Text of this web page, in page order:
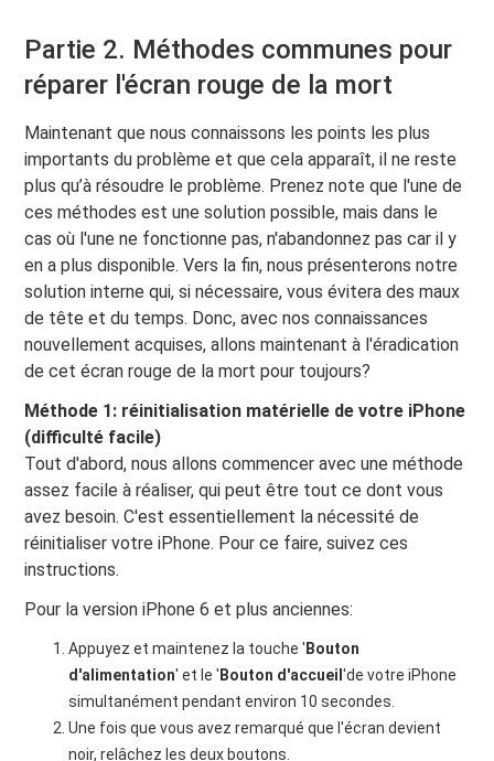
Partie 2. Méthodes communes pour
réparer l'écran rouge de la mort
Maintenant que nous connaissons les points les plus
importants du problème et que cela apparaît, il ne reste
plus qu’à résoudre le problème. Prenez note que l'une de
ces méthodes est une solution possible, mais dans le
cas où l'une ne fonctionne pas, n'abandonnez pas car il y
en a plus disponible. Vers la fin, nous présenterons notre
solution interne qui, si nécessaire, vous évitera des maux
de tête et du temps. Donc, avec nos connaissances
nouvellement acquises, allons maintenant à l'éradication
de cet écran rouge de la mort pour toujours?
Méthode 1: réinitialisation matérielle de votre iPhone
(difficulté facile)
Tout d'abord, nous allons commencer avec une méthode
assez facile à réaliser, qui peut être tout ce dont vous
avez besoin. C'est essentiellement la nécessité de
réinitialiser votre iPhone. Pour ce faire, suivez ces
instructions.
Pour la version iPhone 6 et plus anciennes:
Appuyez et maintenez la touche ' Bouton
d'alimentation' et le ' Bouton d'accueil'de votre iPhone
simultanément pendant environ 10 secondes.
Une fois que vous avez remarqué que l'écran devient
noir, relâchez les deux boutons.